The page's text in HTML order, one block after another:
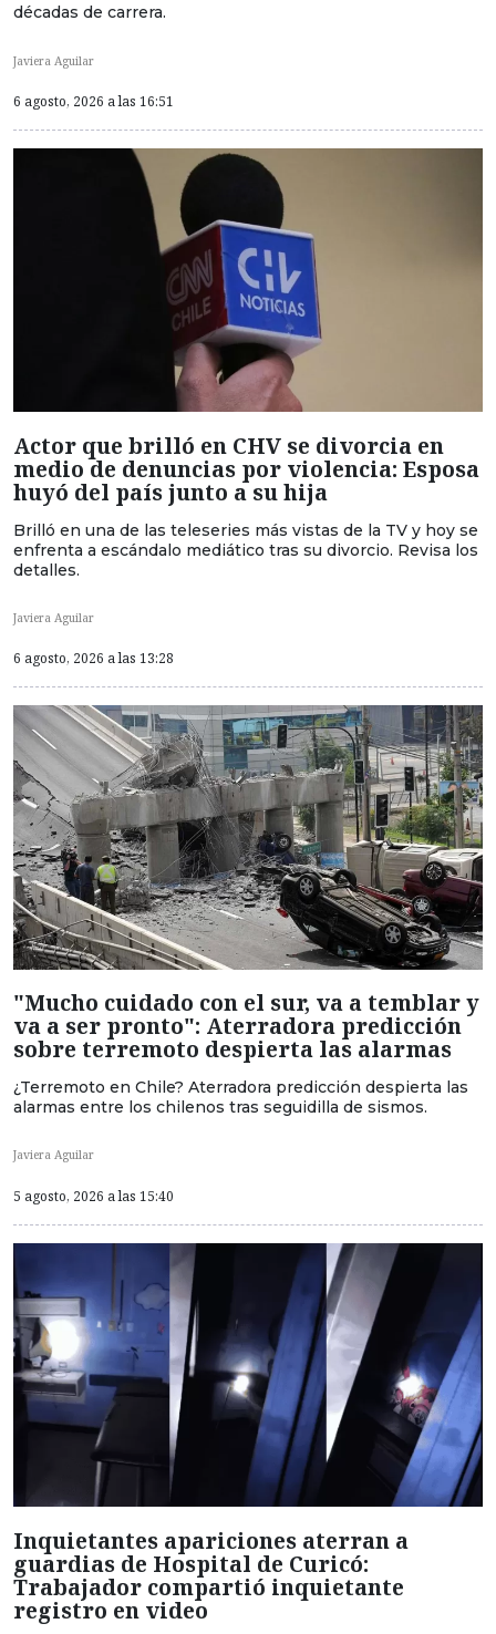
décadas de carrera.
Javiera Aguilar
6 agosto, 2026 a las 16:51
Actor que brilló en CHV se divorcia en
medio de denuncias por violencia: Esposa
huyó del país junto a su hija
Brilló en una de las teleseries más vistas de la TV y hoy se
enfrenta a escándalo mediático tras su divorcio. Revisa los
detalles.
Javiera Aguilar
6 agosto, 2026 a las 13:28
"Mucho cuidado con el sur, va a temblar y
va a ser pronto": Aterradora predicción
sobre terremoto despierta las alarmas
¿Terremoto en Chile? Aterradora predicción despierta las
alarmas entre los chilenos tras seguidilla de sismos.
Javiera Aguilar
5 agosto, 2026 a las 15:40
Inquietantes apariciones aterran a
guardias de Hospital de Curicó:
Trabajador compartió inquietante
registro en video